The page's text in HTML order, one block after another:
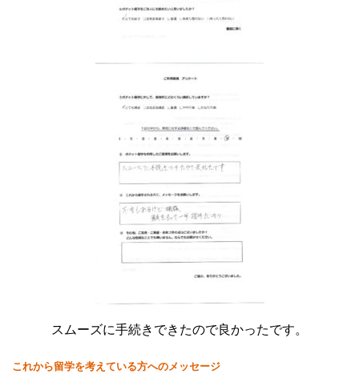
スムーズに手続きできたので良かったです。
これから留学を考えている方へのメッセージ